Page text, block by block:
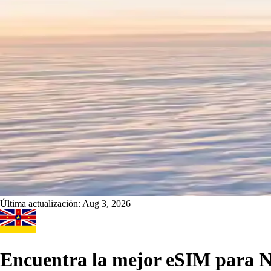
Última actualización: Aug 3, 2026
Encuentra la mejor eSIM para